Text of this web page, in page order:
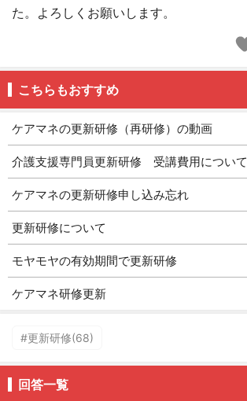
た。よろしくお願いします。
こちらもおすすめ
ケアマネの更新研修（再研修）の動画
介護支援専門員更新研修 受講費用について
ケアマネの更新研修申し込み忘れ
更新研修について
モヤモヤの有効期間で更新研修
ケアマネ研修更新
#更新研修(68)
回答一覧